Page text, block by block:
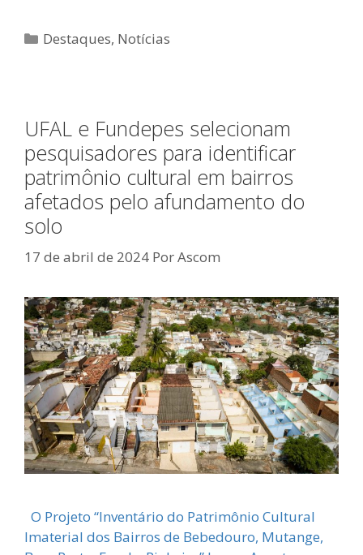
Categorias
Destaques, Notícias
UFAL e Fundepes selecionam
pesquisadores para identificar
patrimônio cultural em bairros
afetados pelo afundamento do
solo
17 de abril de 2024 PorAscom
O Projeto “Inventário do Patrimônio Cultural
Imaterial dos Bairros de Bebedouro, Mutange,